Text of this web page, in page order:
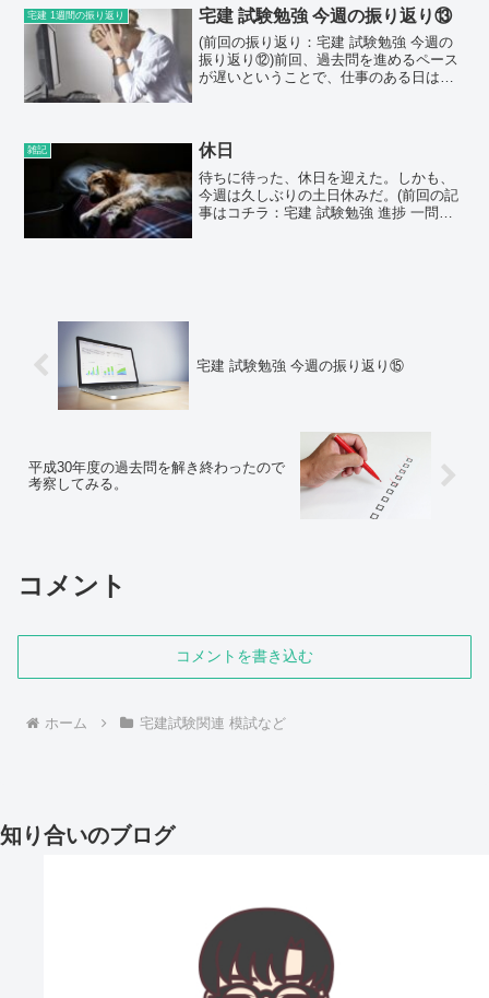
ブログに載せていないため、まずはそれ
から報告する。結論か...
宅建 1週間の振り返り 宅建 試験勉強 今週の振り返り⑬
(前回の振り返り：宅建 試験勉強 今週の
振り返り⑫)前回、過去問を進めるペース
が遅いということで、仕事のある日は、
かった。その理...
雑記 休日
待ちに待った、休日を迎えた。しかも、
今週は久しぶりの土日休みだ。(前回の記
事はコチラ：宅建 試験勉強 進捗 一問一
宅建 試験勉強 今週の振り返り⑮
平成30年度の過去問を解き終わったので
考察してみる。
コメント
コメントを書き込む
ホーム 宅建試験関連 模試など
知り合いのブログ